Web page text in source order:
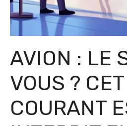
AVION : LE
VOUS ?
COURANT